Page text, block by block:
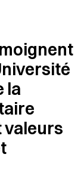
la
valeurs